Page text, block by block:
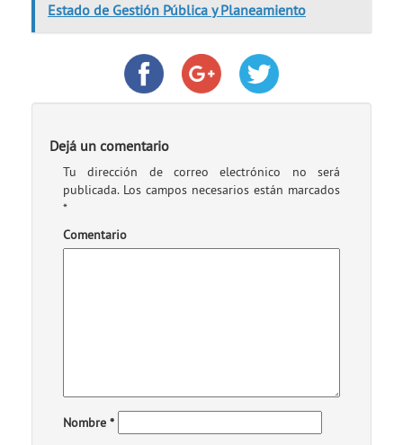
Estado de Gestión Pública y Planeamiento
Dejá un comentario
Tu dirección de correo electrónico no será
publicada.Los campos necesarios están marcados
*
Comentario
Nombre *